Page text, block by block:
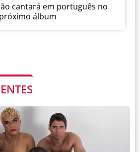
cantará em português no
próximo álbum